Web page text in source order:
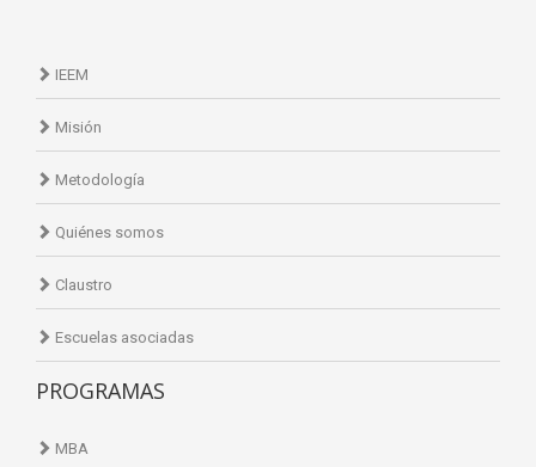
IEEM
Misión
Metodología
Quiénes somos
Claustro
Escuelas asociadas
PROGRAMAS
MBA